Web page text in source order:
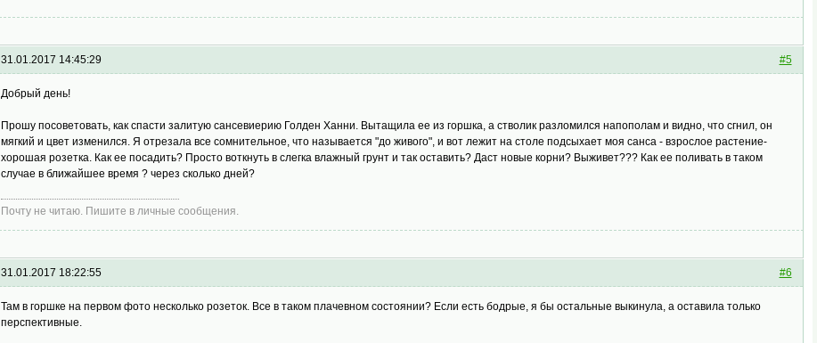
#5
31.01.2017 14:45:29
Добрый день!
Прошу посоветовать, как спасти залитую сансевиерию Голден Ханни. Вытащила ее из горшка, а стволик разломился напополам и видно, что сгнил, он
мягкий и цвет изменился. Я отрезала все сомнительное, что называется "до живого", и вот лежит на столе подсыхает моя санса - взрослое растение-
хорошая розетка. Как ее посадить? Просто воткнуть в слегка влажный грунт и так оставить? Даст новые корни? Выживет??? Как ее поливать в таком
случае в ближайшее время ? через сколько дней?
Почту не читаю. Пишите в личные сообщения.
#6
31.01.2017 18:22:55
Там в горшке на первом фото несколько розеток. Все в таком плачевном состоянии? Если есть бодрые, я бы остальные выкинула, а оставила только
перспективные.